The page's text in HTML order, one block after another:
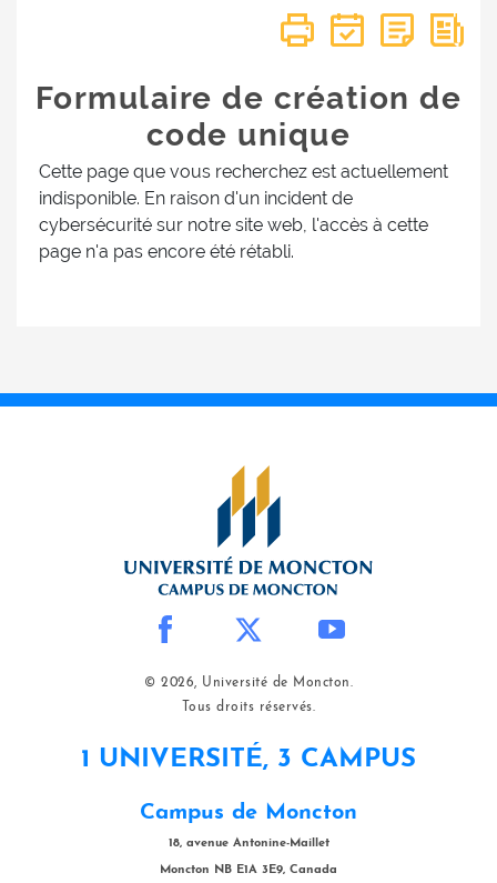
Formulaire de création de
code unique
Cette page que vous recherchez est actuellement
indisponible. En raison d'un incident de
cybersécurité sur notre site web, l'accès à cette
page n'a pas encore été rétabli.
© 2026, Université de Moncton.
Tous droits réservés.
1 UNIVERSITÉ, 3 CAMPUS
Campus de Moncton
18, avenue Antonine-Maillet
Moncton NB E1A 3E9, Canada